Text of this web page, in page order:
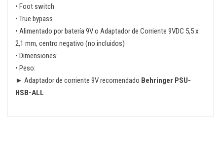
• Foot switch
• True bypass
• Alimentado por batería 9V o Adaptador de Corriente 9VDC 5,5 x
2,1 mm, centro negativo (no incluidos)
• Dimensiones:
• Peso:
► Adaptador de corriente 9V recomendado Behringer PSU-
HSB-ALL